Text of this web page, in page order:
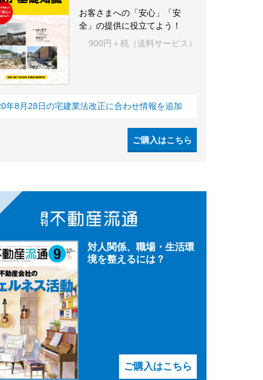
お客さまへの「安心」「安
全」の提供に役立てよう！
900円＋税（送料サービス）
年8月28日の宅建業法改正に合わせ情報を追加
ご購入はこちら
対人関係、職場・生活環
境を整えるには？
ご購入はこちら